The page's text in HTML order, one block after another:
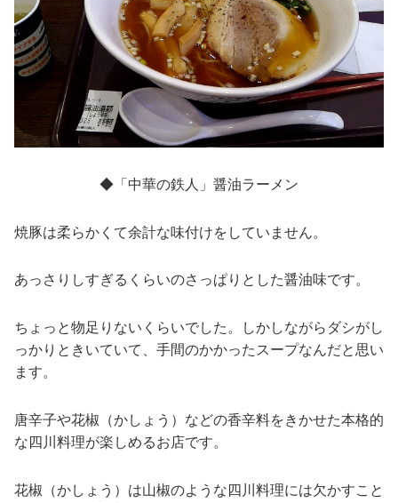
◆「中華の鉄人」醤油ラーメン
焼豚は柔らかくて余計な味付けをしていません。
あっさりしすぎるくらいのさっぱりとした醤油味です。
ちょっと物足りないくらいでした。しかしながらダシがし
っかりときいていて、手間のかかったスープなんだと思い
ます。
唐辛子や花椒（かしょう）などの香辛料をきかせた本格的
な四川料理が楽しめるお店です。
花椒（かしょう）は山椒のような四川料理には欠かすこと